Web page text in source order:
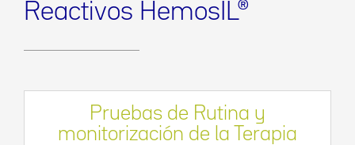
Reactivos HemosIL®
Pruebas de Rutina y
monitorización de la Terapia